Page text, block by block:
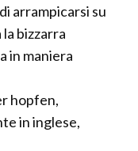
arrampicarsi su
bizzarra
in maniera
hopfen,
in inglese,